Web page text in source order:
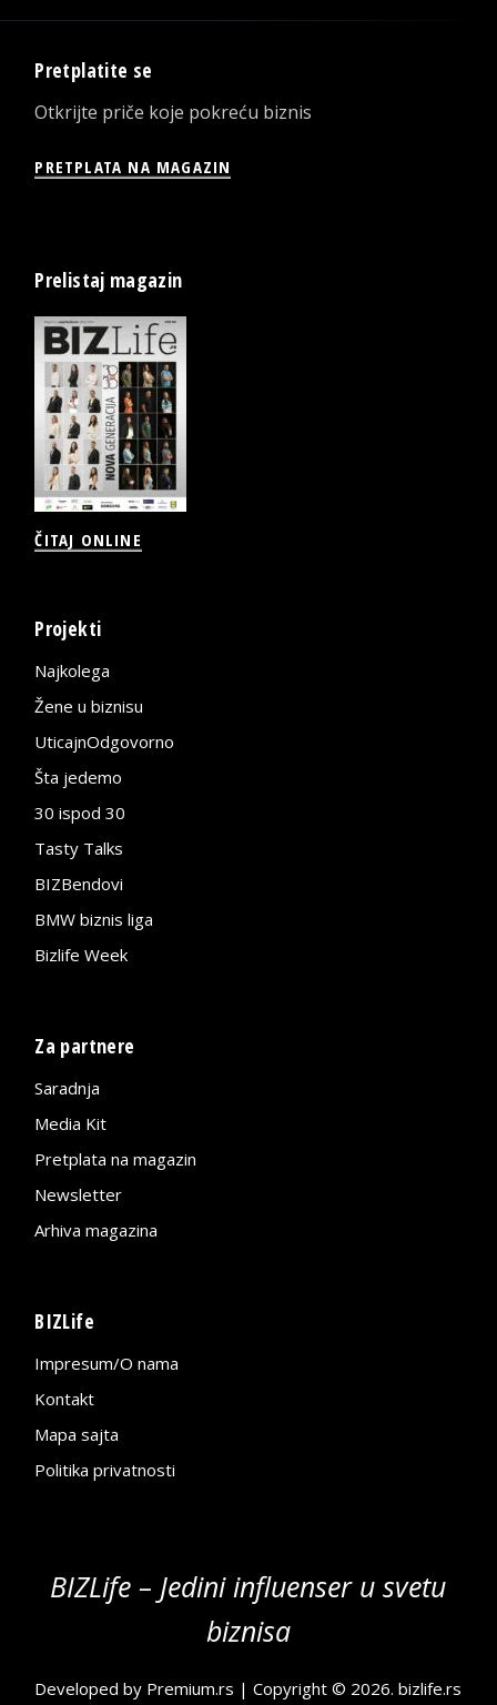
Pretplatite se
Otkrijte priče koje pokreću biznis
PRETPLATA NA MAGAZIN
Prelistaj magazin
ČITAJ ONLINE
Projekti
Najkolega
Žene u biznisu
UticajnOdgovorno
Šta jedemo
30 ispod 30
Tasty Talks
BIZBendovi
BMW biznis liga
Bizlife Week
Za partnere
Saradnja
Media Kit
Pretplata na magazin
Newsletter
Arhiva magazina
BIZLife
Impresum/O nama
Kontakt
Mapa sajta
Politika privatnosti
BIZLife – Jedini influenser u svetu
biznisa
Developed by Premium.rs | Copyright © 2026.bizlife.rs